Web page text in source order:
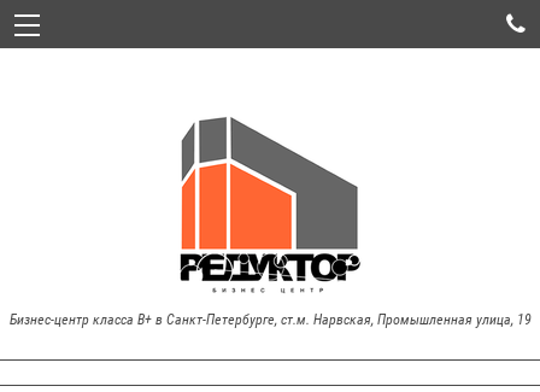

Бизнес-центр класса В+ в Санкт-Петербурге, ст.м. Нарвская, Промышленная улица, 19